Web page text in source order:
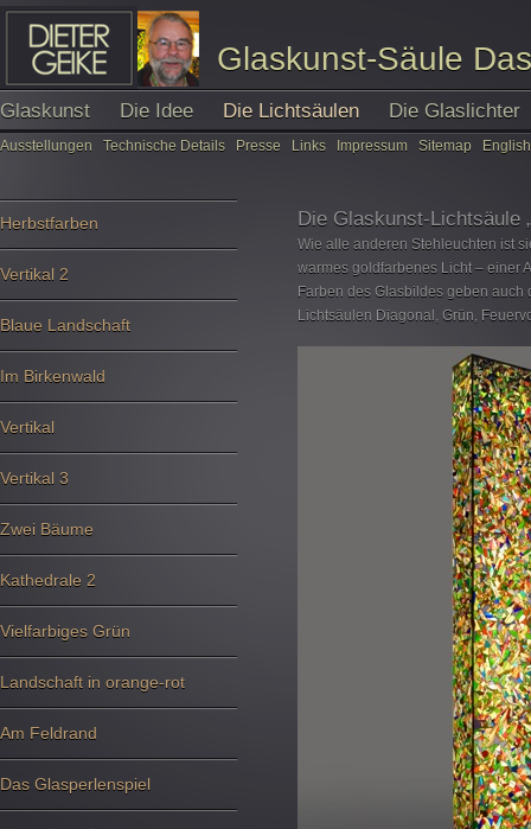
Glaskunst-Säule
Glaskunst Die Idee Die Lichtsäulen Die Glaslichter
Ausstellungen Technische Details Presse Links Impressum Sitemap English
Herbstfarben
Vertikal 2
Blaue Landschaft
Im Birkenwald
Vertikal
Vertikal 3
Zwei Bäume
Kathedrale 2
Vielfarbiges Grün
Landschaft in orange-rot
Am Feldrand
Das Glasperlenspiel
Die Glaskunst-Lichtsäule
Wie alle anderen Stehleuchten ist
warmes goldfarbenes Licht – einer
Farben des Glasbildes geben
Lichtsäulen Diagonal, Grün,